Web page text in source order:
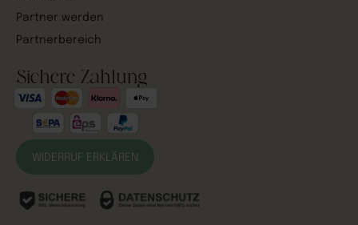
Partner werden
Partnerbereich
Sichere Zahlung
WIDERRUF ERKLÄREN